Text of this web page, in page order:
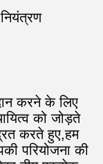
करने के लिए
को जोड़ते
करते हुए,हम
परियोजना की